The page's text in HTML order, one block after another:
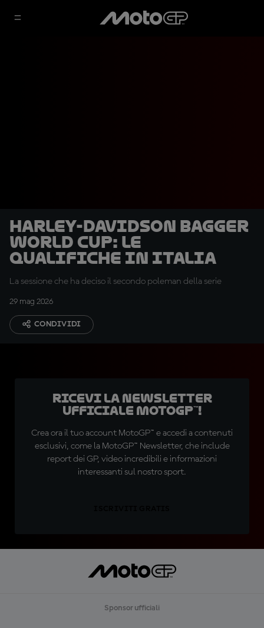
Harley-Davidson Bagger
World Cup: le
qualifiche in Italia
La sessione che ha deciso il secondo poleman della serie
29 mag 2026
CONDIVIDI
Ricevi la newsletter
ufficiale MotoGP™!
Crea ora il tuo account MotoGP™ e accedi a contenuti
esclusivi, come la MotoGP™ Newsletter, che include
report dei GP, video incredibili e informazioni
interessanti sul nostro sport.
Sponsor ufficiali